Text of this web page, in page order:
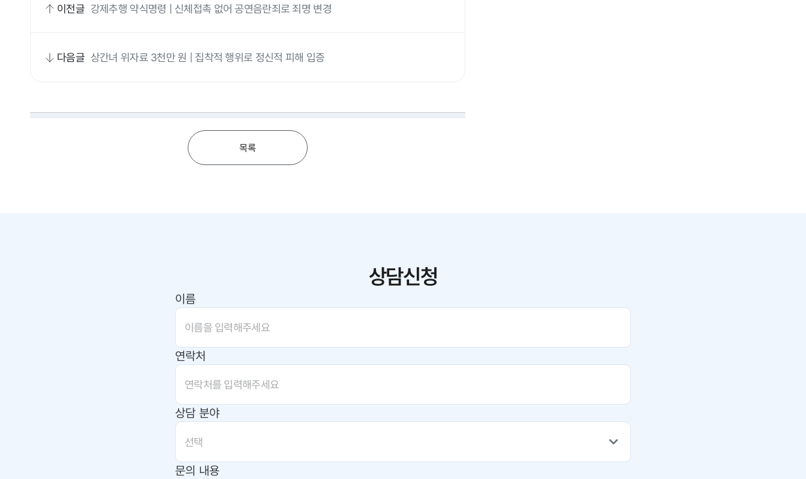
이전글 강제추행 약식명령 | 신체접촉 없어 공연음란죄로 죄명 변경
다음글 상간녀 위자료 3천만 원 | 집착적 행위로 정신적 피해 입증
목록
상담신청
이름
연락처
상담 분야
선택
문의 내용